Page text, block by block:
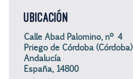
UBICACIÓN
Calle Abad Palomino, nº 4
Priego de Córdoba (Córdoba)
Andalucía
España, 14800